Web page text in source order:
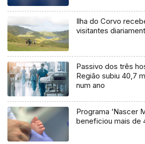
Ilha do Corvo
visitantes
Passivo dos três
Região subiu 40,7
num ano
Programa ‘Nascer
beneficiou mais de